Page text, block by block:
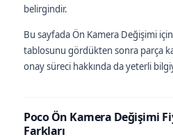
belirgindir.
Bu sayfada Ön Kamera Değişimi
tablosunu gördükten sonra parça
onay süreci hakkında da yeterli
Poco Ön Kamera Değişimi
Farkları